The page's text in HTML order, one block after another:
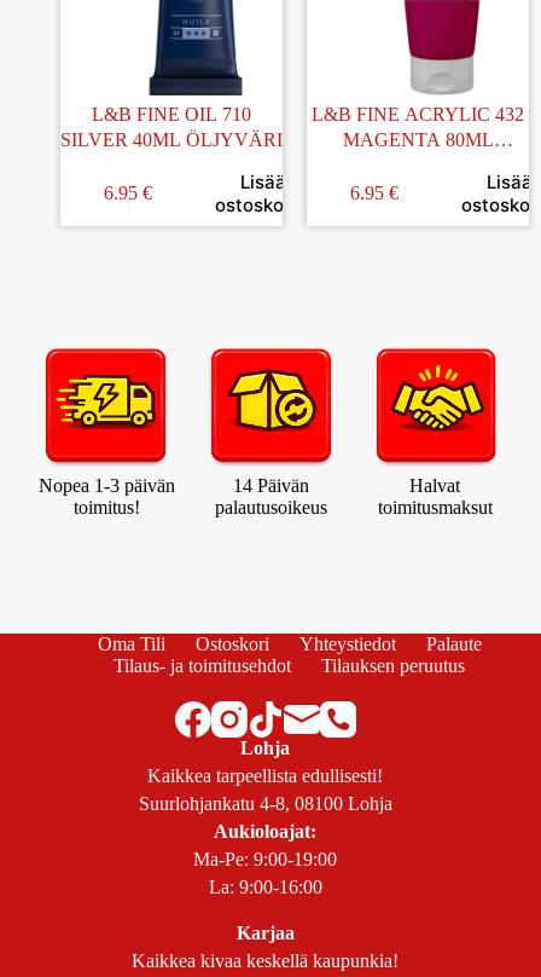
L&B FINE OIL 710
SILVER 40ML ÖLJYVÄRI
6.95 €
Lisää
ostoskoriin
L&B FINE ACRYLIC 432
MAGENTA 80ML
6.95 €
Lisää
Nopea 1-3 päivän
toimitus!
14 Päivän
palautusoikeus
Halvat
toimitusmaksut
Oma Tili Ostoskori Yhteystiedot
Palaute
Tilaus- ja toimitusehdot
Tilauksen peruutus
Lohja
Kaikkea tarpeellista edullisesti!
Suurlohjankatu 4-8, 08100 Lohja
Aukioloajat:
Ma-Pe: 9:00-19:00
La: 9:00-16:00
Karjaa
Kaikkea kivaa keskellä kaupunkia!